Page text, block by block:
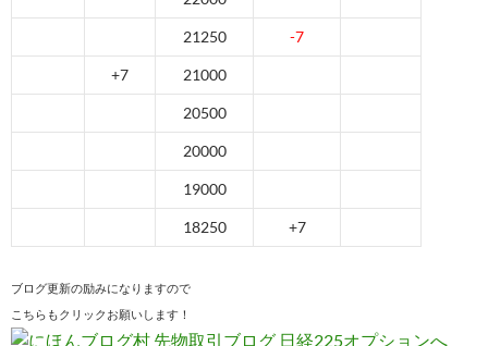
21250 -7
+7 21000
20500
20000
19000
18250 +7
ブログ更新の励みになりますので
こちらもクリックお願いします！